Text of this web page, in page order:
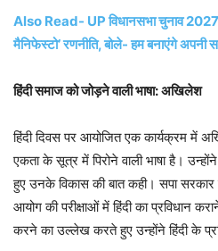
Also Read- UP विधानसभा चुनाव
मैनिफेस्टो’ रणनीति, बोले- हम बनाएंगे अपनी
हिंदी समाज को जोड़ने वाली भाषा: अखिलेश
हिंदी दिवस पर आयोजित एक कार्यक्रम में
एकता के सूत्र में पिरोने वाली भाषा है।
हुए उनके विकास की बात कही। सपा
आयोग की परीक्षाओं में हिंदी का प्रविधान
करने का उल्लेख करते हुए उन्होंने हिंदी के